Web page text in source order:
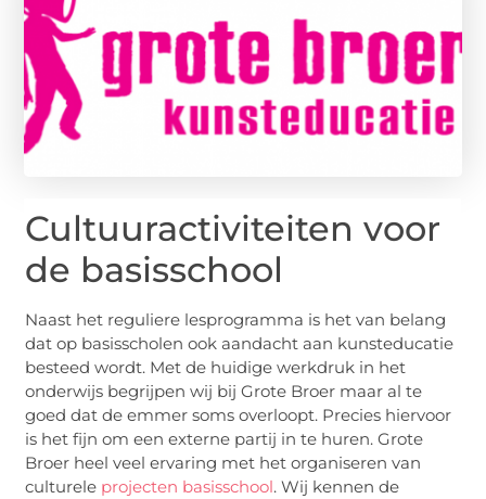
Cultuuractiviteiten voor
de basisschool
Naast het reguliere lesprogramma is het van belang
dat op basisscholen ook aandacht aan kunsteducatie
besteed wordt. Met de huidige werkdruk in het
onderwijs begrijpen wij bij Grote Broer maar al te
goed dat de emmer soms overloopt. Precies hiervoor
is het fijn om een externe partij in te huren. Grote
Broer heel veel ervaring met het organiseren van
culturele projecten basisschool. Wij kennen de